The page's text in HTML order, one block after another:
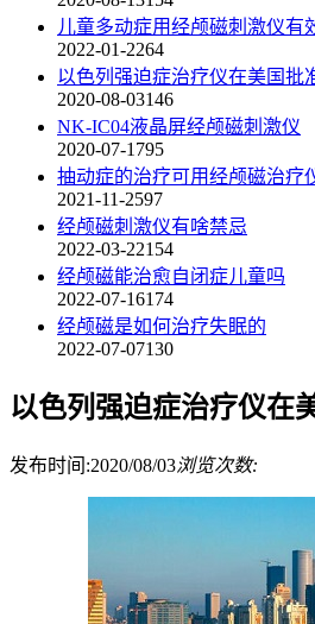
儿童多动症用经颅磁刺激仪有
2022-01-2264
以色列强迫症治疗仪在美国批
2020-08-03146
NK-IC04液晶屏经颅磁刺激仪
2020-07-1795
抽动症的治疗可用经颅磁治疗
2021-11-2597
经颅磁刺激仪有啥禁忌
2022-03-22154
经颅磁能治愈自闭症儿童吗
2022-07-16174
经颅磁是如何治疗失眠的
2022-07-07130
以色列强迫症治疗仪在
发布时间:2020/08/03浏览次数: